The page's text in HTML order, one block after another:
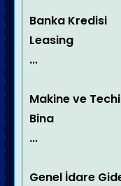
Banka Kredisi
Leasing
...
Makine ve
Bina
...
Genel İdare